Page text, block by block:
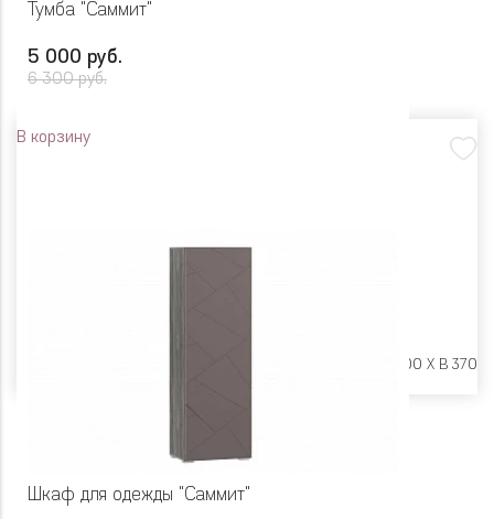
Тумба "Саммит"
5 000 руб.
6 300 руб.
В корзину
Ш 902 X Г 400 X В 370
Шкаф для одежды "Саммит"